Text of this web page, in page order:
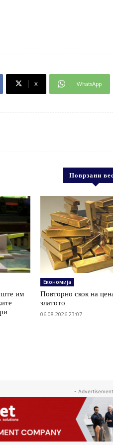
X WhatsApp
Поврзани
им
Економија
Повторно скок на
златото
06.08.2026 23:07
-